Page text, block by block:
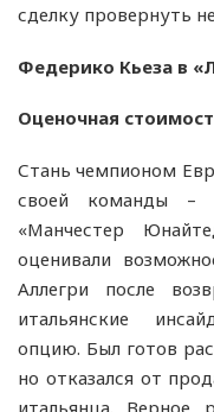
сделку провернуть
Федерико Кьеза в
Оценочная
Стань чемпионом
своей команды –
«Манчестер
оценивали
Аллегри после
итальянские
опцию. Был готов
но отказался от